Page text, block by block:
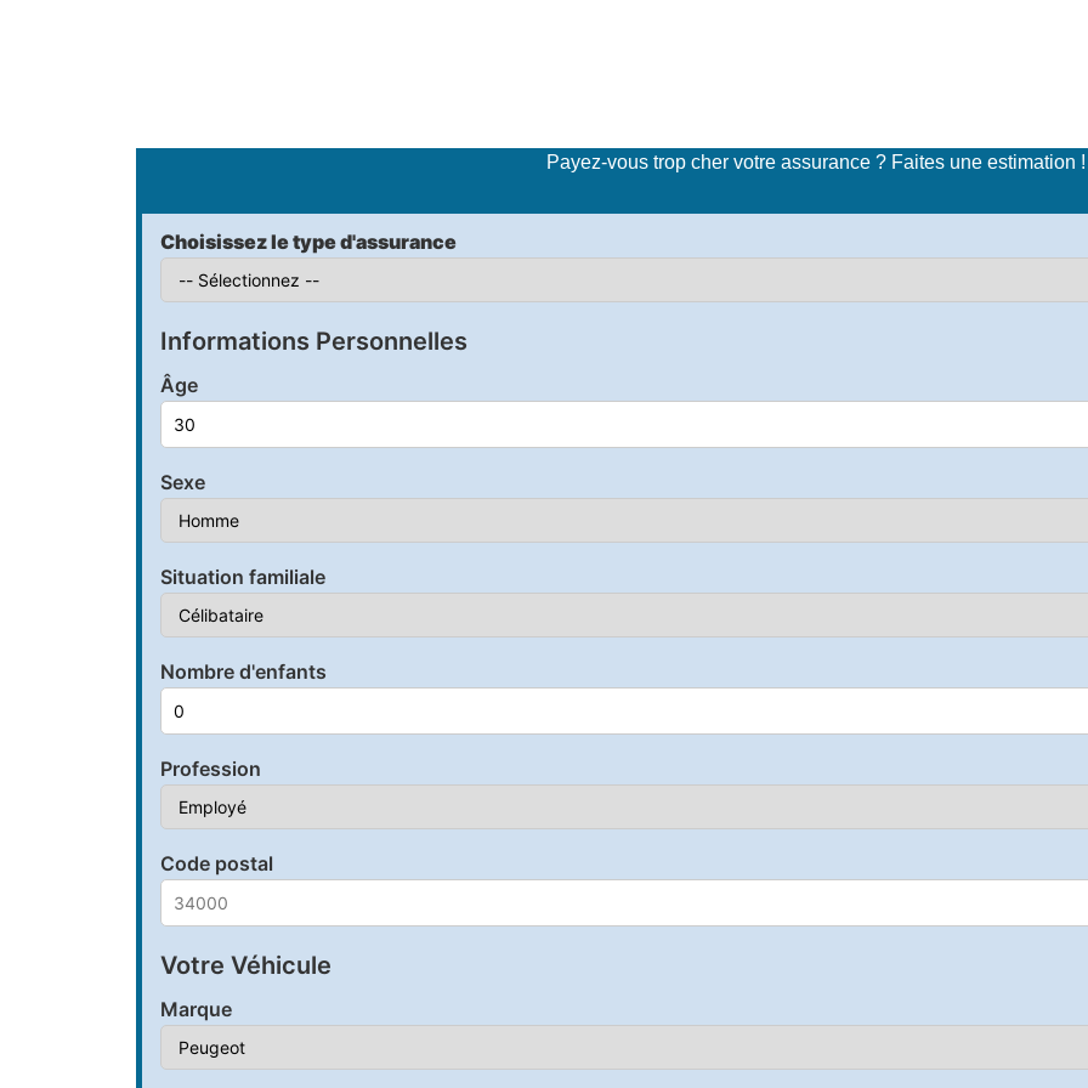
Payez-vous trop cher votre assurance ? Faites une estimation !
Choisissez le type d'assurance
Informations Personnelles
Âge
Sexe
Situation familiale
Nombre d'enfants
Profession
Code postal
Votre Véhicule
Marque